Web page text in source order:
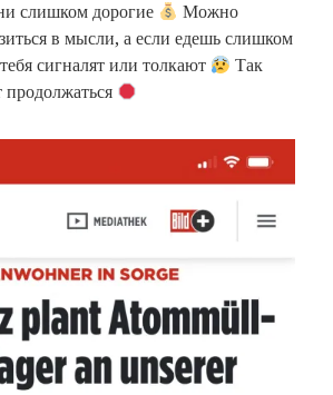
слишком дорогие
Можно
в мысли, а если едешь слишком
сигналят или толкают
Так